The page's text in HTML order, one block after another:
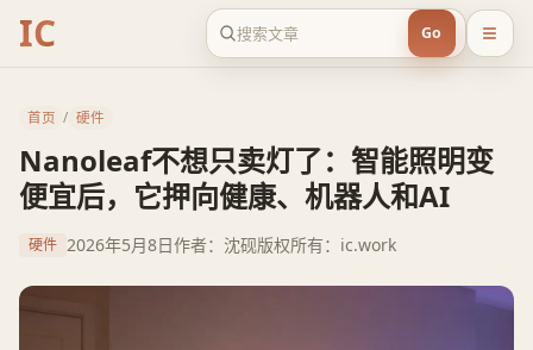
IC Go
首页 / 硬件
Nanoleaf不想只卖灯了：智能照明变
便宜后，它押向健康、机器人和AI
硬件 2026年5月8日作者：沈砚版权所有：ic.work